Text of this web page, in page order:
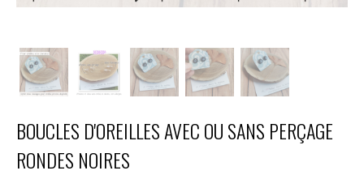
BOUCLES D'OREILLES AVEC OU SANS PERÇAGE
RONDES NOIRES